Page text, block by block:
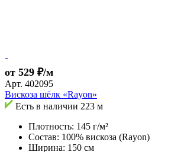
от 529 ₽/м
Арт. 402095
Вискоза шёлк «Rayon»
Есть в наличии 223 м
Плотность: 145 г/м²
Состав: 100% вискоза (Rayon)
Ширина: 150 см